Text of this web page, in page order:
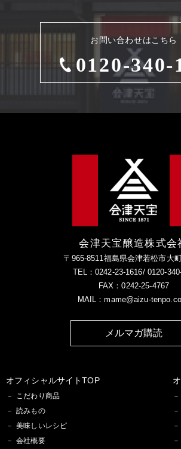
お問い合わせはこちら
0120-340-
会津天宝醸造株式会
〒965-8511福島県会津若松市大
TEL：0242-23-1616/ 0120-
FAX：0242-25-4767
MAIL：mame@aizu-
メルマガ購読
オフィシャルサイトTOP
こだわり商品
読みもの
美味しいレシピ
会社概要